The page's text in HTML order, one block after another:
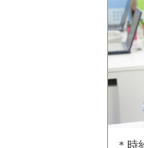
＊時